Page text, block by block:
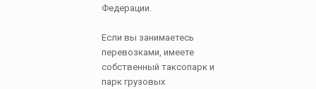
Федерации.
Если вы занимаетесь
перевозками, имеете
собственный таксопарк и
парк грузовых